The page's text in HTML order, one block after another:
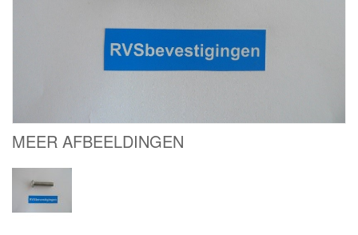
MEER AFBEELDINGEN